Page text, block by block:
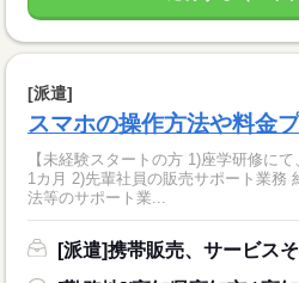
[派遣]
スマホの操作方法や料金
【未経験スタートの方 1)座学研修に
1カ月 2)先輩社員の販売サポート業務
法等のサポート業...
[派遣]携帯販売、サービス